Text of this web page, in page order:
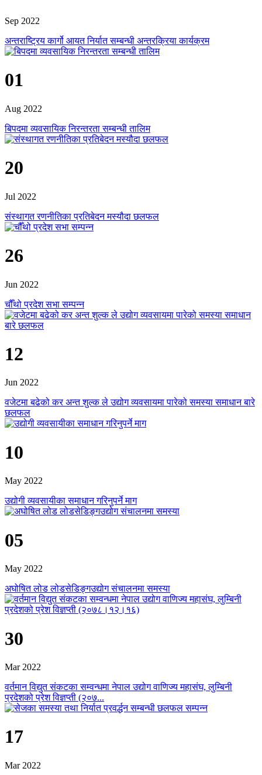
Sep 2022
अन्तराष्ट्रिय कार्गो आयत निर्यात सम्बन्धी अन्तरक्रिया कार्यक्रम
01
Aug 2022
बिपदमा व्यवसायिक निरन्तरता सम्बन्धी तालिम
20
Jul 2022
संस्थागत रणनीतिका प्रतिबेदन मस्यौदा छलफल
26
Jun 2022
चौँथो प्रदेश सभा सम्पन्न
12
Jun 2022
वजेटमा बढेको कर अन्त शुल्क ले उद्योग व्यवसायमा पारेको समस्या समाधान बारे
छलफल
10
May 2022
उद्योगी व्यवसायीका समाधान गरिनुपर्ने माग
05
May 2022
अघोषित लोड लोडसेडिङ्गउद्योग संचालनमा समस्या
30
Mar 2022
वर्तमान विद्युत संकटका सम्वन्धमा नेपाल उद्योग वाणिज्य महासंघ, लुम्बिनी
प्रदेशको प्रेश विज्ञप्ती (२०७...
17
Mar 2022